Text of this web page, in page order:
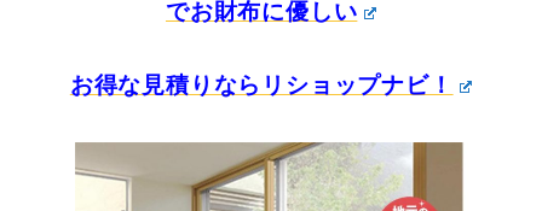
でお財布に優しい
お得な見積りならリショップナビ！